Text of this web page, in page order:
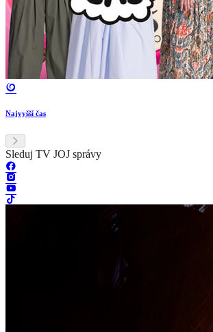
Najvyšší čas
Sleduj TV JOJ správy